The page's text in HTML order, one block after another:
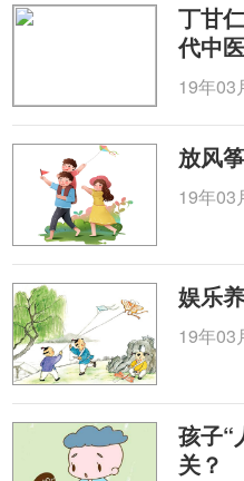
丁甘
代中
19年03
放风
19年03
娱乐
19年03
孩子“
关？